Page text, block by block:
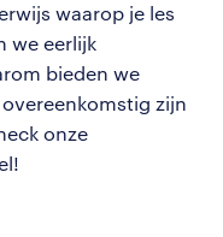
waarop je les
we eerlijk
bieden we
zijn
onze